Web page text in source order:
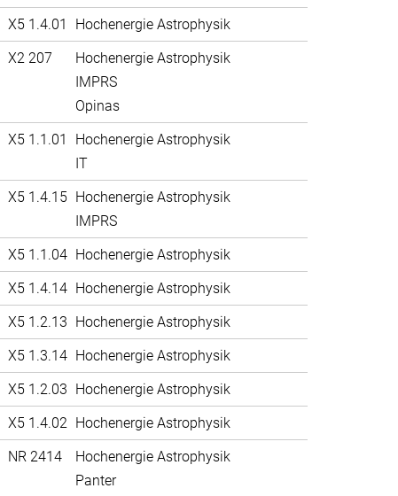
X5 1.4.01
Hochenergie Astrophysik
X2 207
Hochenergie Astrophysik
IMPRS
Opinas
X5 1.1.01
Hochenergie Astrophysik
IT
X5 1.4.15 Hochenergie Astrophysik
IMPRS
X5 1.1.04 Hochenergie Astrophysik
X5 1.4.14 Hochenergie Astrophysik
X5 1.2.13 Hochenergie Astrophysik
X5 1.3.14 Hochenergie Astrophysik
X5 1.2.03 Hochenergie Astrophysik
X5 1.4.02 Hochenergie Astrophysik
NR 2414
Hochenergie Astrophysik
Panter